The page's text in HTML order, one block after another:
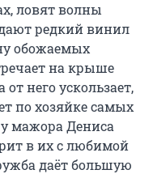
ловят волны
редкий винил
обожаемых
на крыше
него ускользает,
по хозяйке самых
мажора Дениса
в их с любимой
даёт большую